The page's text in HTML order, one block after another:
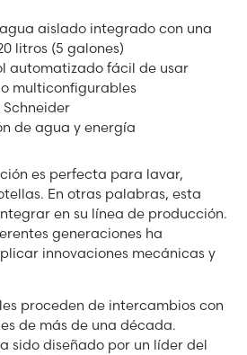
aislado integrado con una
litros (5 galones)
automatizado fácil de usar
multiconfigurables
Schneider
de agua y energía
es perfecta para lavar,
En otras palabras, esta
en su línea de producción.
generaciones ha
innovaciones mecánicas y
proceden de intercambios con
de más de una década.
sido diseñado por un líder del